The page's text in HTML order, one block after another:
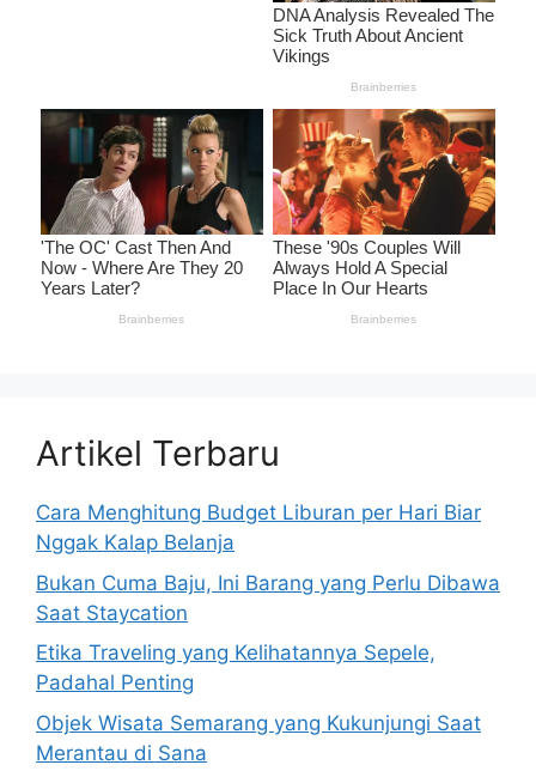
Artikel Terbaru
Cara Menghitung Budget Liburan per Hari Biar
Nggak Kalap Belanja
Bukan Cuma Baju, Ini Barang yang Perlu Dibawa
Saat Staycation
Etika Traveling yang Kelihatannya Sepele,
Padahal Penting
Objek Wisata Semarang yang Kukunjungi Saat
Merantau di Sana